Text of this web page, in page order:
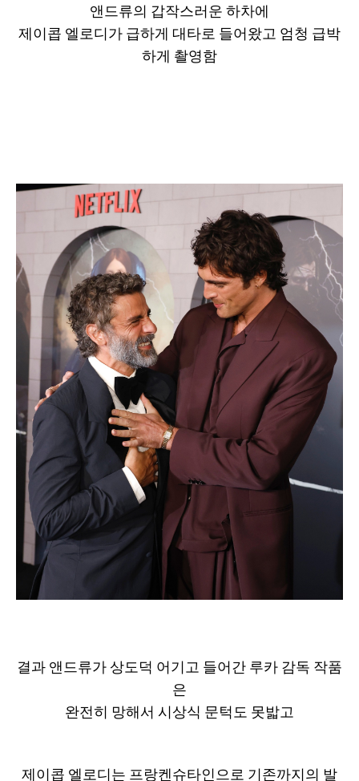
앤드류의 갑작스러운 하차에
제이콥 엘로디가 급하게 대타로 들어왔고 엄청 급박
하게 촬영함
결과 앤드류가 상도덕 어기고 들어간 루카 감독 작품
은
완전히 망해서 시상식 문턱도 못밟고
제이콥 엘로디는 프랑켄슈타인으로 기존까지의 발